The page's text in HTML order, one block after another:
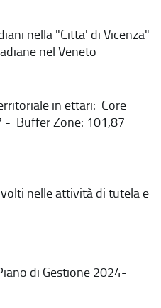
nella "Citta' di Vicenza"
nel Veneto
in ettari: Core
- Buffer Zone: 101,87
nelle attività di tutela e
di Gestione 2024-